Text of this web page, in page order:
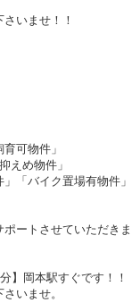
いませ！！
可物件」
えめ物件」
「バイク置場有物件」
ートさせていただきま
岡本駅すぐです！！
いませ。